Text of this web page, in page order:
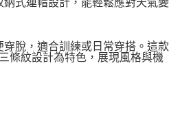
式連帽設計，能輕鬆應對天氣變
脫，適合訓練或日常穿搭。這款
條紋設計為特色，展現風格與機